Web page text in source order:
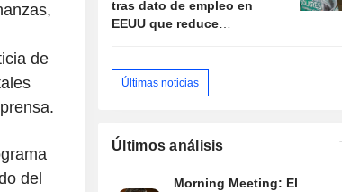
de
del
tras dato de empleo en
EEUU que reduce
Últimas noticias
Últimos análisis
Morning Meeting: El